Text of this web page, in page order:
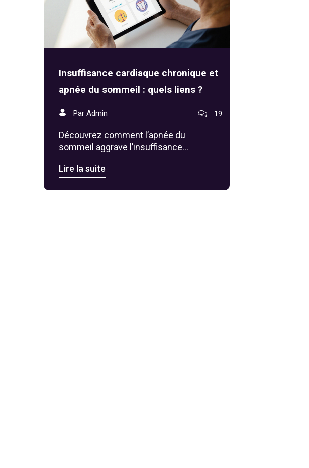
Insuffisance cardiaque chronique et
apnée du sommeil : quels liens ?
Par Admin 19
Découvrez comment l’apnée du
sommeil aggrave l’insuffisance
surveiller, et comment le dépistage et la
Lire la suite